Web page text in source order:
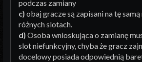
podczas zamiany
c) obaj gracze są zapisani na tę samą
różnych slotach.
d) Osoba wnioskująca o zamianę
slot niefunkcyjny, chyba że gracz
docelowy posiada odpowiednią